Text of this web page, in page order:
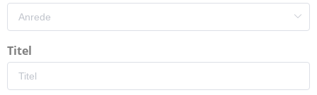
Titel